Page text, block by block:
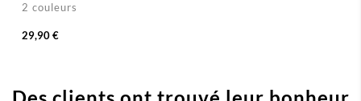
2 couleurs
29,90 €